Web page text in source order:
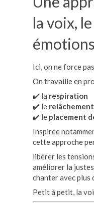
la voix,
émotions
Ici, on ne force
On travaille en
✔️ la respiration
✔️ le
✔️ le placement
Inspirée
cette approche
libérer les
améliorer la
chanter avec
Petit à petit, la